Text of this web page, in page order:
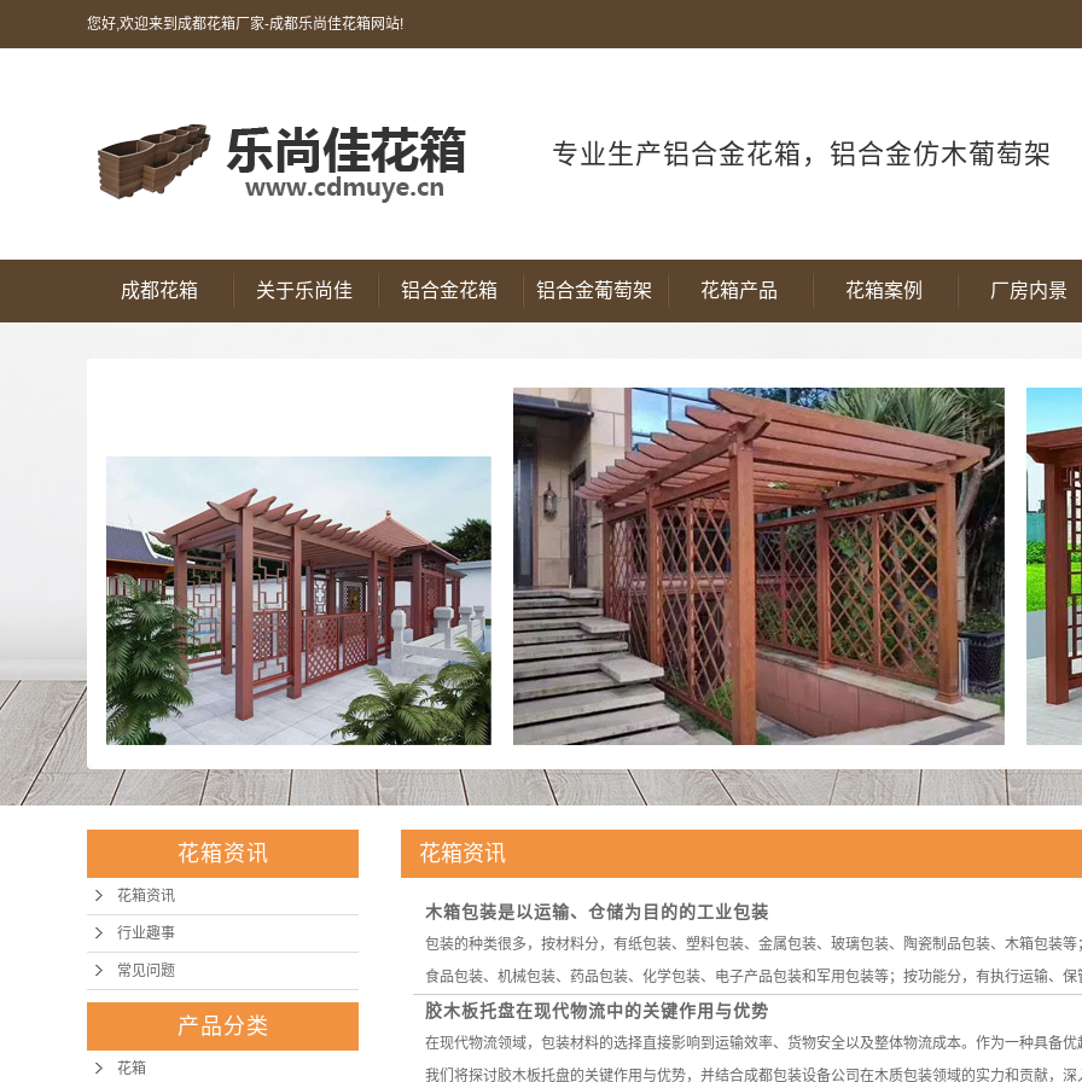
您好,欢迎来到成都花箱厂家-成都乐尚佳花箱网站!
专业生产铝合金花箱，铝合金仿木葡萄架
成都花箱 关于乐尚佳 铝合金花箱 铝合金葡萄架 花箱产品 花箱案例 厂房内景
花箱资讯
花箱资讯
行业趣事
常见问题
产品分类
花箱
花箱资讯
木箱包装是以运输、仓储为目的的工业包装
包装的种类很多，按材料分，有纸包装、塑料包装、金属包装、玻璃包装、陶瓷制品包装、木箱包装
食品包装、机械包装、药品包装、化学包装、电子产品包装和军用包装等；按功能分，有执行运输、保
胶木板托盘在现代物流中的关键作用与优势
在现代物流领域，包装材料的选择直接影响到运输效率、货物安全以及整体物流成本。作为一种具备
我们将探讨胶木板托盘的关键作用与优势，并结合成都包装设备公司在木质包装领域的实力和贡献，深